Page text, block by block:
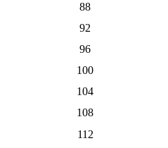
88
92
96
100
104
108
112